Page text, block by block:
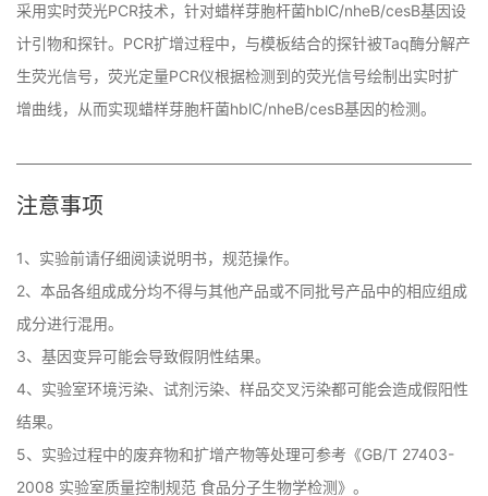
采用实时荧光PCR技术，针对蜡样芽胞杆菌hblC/nheB/cesB基因设
计引物和探针。PCR扩增过程中，与模板结合的探针被Taq酶分解产
生荧光信号，荧光定量PCR仪根据检测到的荧光信号绘制出实时扩
增曲线，从而实现蜡样芽胞杆菌hblC/nheB/cesB基因的检测。
注意事项
1、实验前请仔细阅读说明书，规范操作。
2、本品各组成成分均不得与其他产品或不同批号产品中的相应组成
成分进行混用。
3、基因变异可能会导致假阴性结果。
4、实验室环境污染、试剂污染、样品交叉污染都可能会造成假阳性
结果。
5、实验过程中的废弃物和扩增产物等处理可参考《GB/T 27403-
2008 实验室质量控制规范 食品分子生物学检测》。